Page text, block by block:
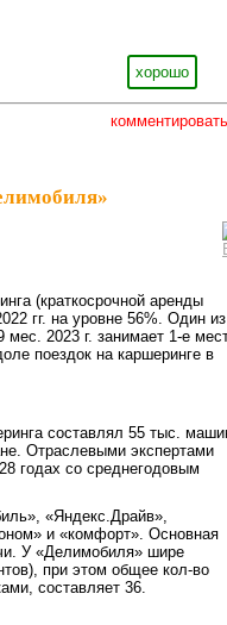
хорошо
комментировать
(краткосрочной аренды
гг. на уровне 56%. Один из
2023 г. занимает 1-е
поездок на каршеринге в
составлял 55 тыс.
Отраслевыми экспертами
годах со среднегодовым
«Яндекс.Драйв»,
и «комфорт». Основная
У «Делимобиля» шире
при этом общее кол-во
составляет 36.